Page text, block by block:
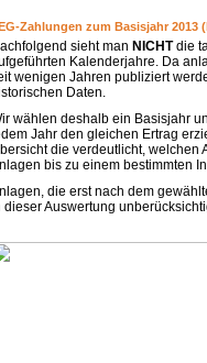
Zahlungen zum Basisjahr 2013
sieht man NICHTdie
Kalenderjahre. Da
wenigen Jahren publiziert
Daten.
wählen deshalb ein Basisjahr
Jahr den gleichen Ertrag
die verdeutlicht, welchen
bis zu einem bestimmten
die erst nach dem
dieser Auswertung